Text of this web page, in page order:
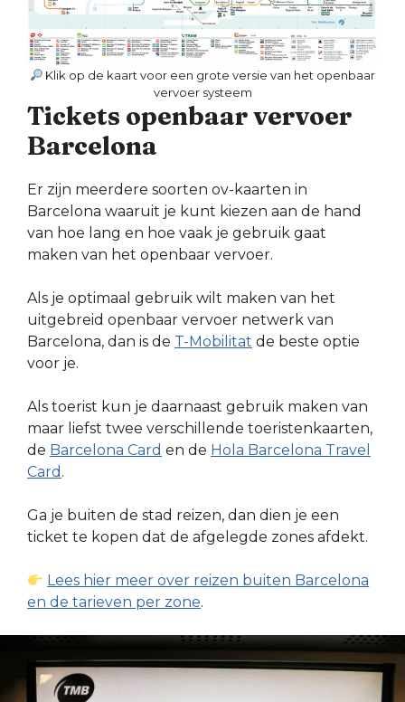
Klik op de kaart voor een grote versie van het openbaar
vervoer systeem
Tickets openbaar vervoer
Barcelona
Er zijn meerdere soorten ov-kaarten in
Barcelona waaruit je kunt kiezen aan de hand
van hoe lang en hoe vaak je gebruik gaat
maken van het openbaar vervoer.
Als je optimaal gebruik wilt maken van het
uitgebreid openbaar vervoer netwerk van
Barcelona, dan is de T-Mobilitat de beste optie
voor je.
Als toerist kun je daarnaast gebruik maken van
maar liefst twee verschillende toeristenkaarten,
de Barcelona Card en de Hola Barcelona Travel
Card .
Ga je buiten de stad reizen, dan dien je een
ticket te kopen dat de afgelegde zones afdekt.
Lees hier meer over reizen buiten Barcelona
en de tarieven per zone.